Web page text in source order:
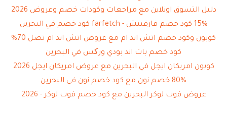
دليل التسوق اونلاين مع مراجعات وكودات خصم وعروض 2026
15% كود خصم فارفيتش - farfetch كود خصم في البحرين
كوبون وكود خصم اتش اند ام مع عروض اتش اند ام تصل 70%
كود خصم باث اند بودي ورکس في البحرين
كوبون امريكان ايجل في البحرين مع عروض امريكان ايجل 2026
80% خصم نون مع كود خصم نون في البحرين
عروض فوت لوكر البحرين مع كود خصم فوت لوكر - 2026